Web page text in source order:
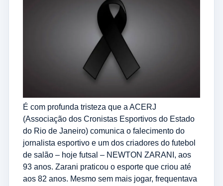
É com profunda tristeza que a ACERJ
(Associação dos Cronistas Esportivos do Estado
do Rio de Janeiro) comunica o falecimento do
jornalista esportivo e um dos criadores do futebol
de salão – hoje futsal – NEWTON ZARANI, aos
93 anos. Zarani praticou o esporte que criou até
aos 82 anos. Mesmo sem mais jogar, frequentava